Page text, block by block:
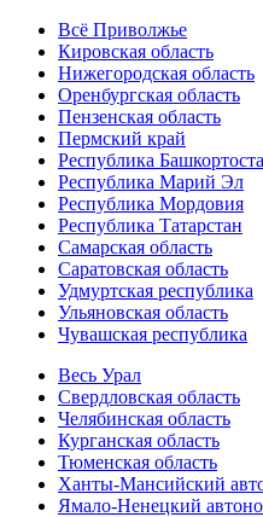
Всё Приволжье
Кировская область
Нижегородская область
Оренбургская область
Пензенская область
Пермский край
Республика
Республика Марий Эл
Республика Мордовия
Республика Татарстан
Самарская область
Саратовская область
Удмуртская республика
Ульяновская область
Чувашская республика
Весь Урал
Свердловская область
Челябинская область
Курганская область
Тюменская область
Ханты-Мансийский
Ямало-Ненецкий